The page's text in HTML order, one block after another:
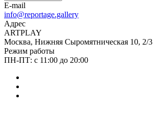
E-mail
info@reportage.gallery
Адрес
ARTPLAY
Москва, Нижняя Сыромятническая 10, 2/3
Режим работы
ПН-ПТ: с 11:00 до 20:00